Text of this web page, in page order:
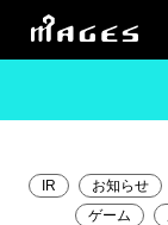
IR お知らせ
ゲーム